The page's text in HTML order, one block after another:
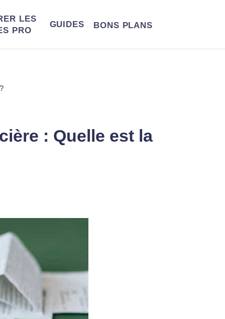
LES
PRO
GUIDES BONS PLANS
: Quelle est la